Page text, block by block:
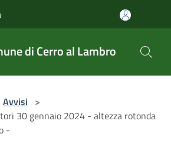
di Cerro al Lambro
Avvisi >
30 gennaio 2024 - altezza rotonda
-